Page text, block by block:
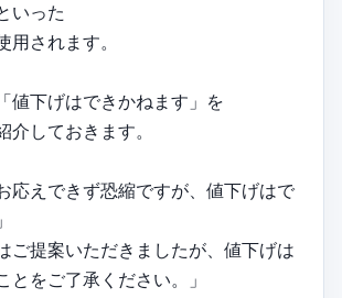
いった
用されます。
値下げはできかねます」を
介しておきます。
応えできず恐縮ですが、値下げはで
ご提案いただきましたが、値下げは
とをご了承ください。」